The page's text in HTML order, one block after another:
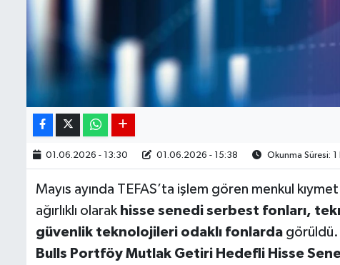
01.06.2026 - 13:30 01.06.2026 - 15:38 Okunma Süresi: 1
Mayıs ayında TEFAS’ta işlem gören menkul
ağırlıklı olarak hisse senedi serbest fonları,
güvenlik teknolojileri odaklı fonlarda görüldü.
Bulls Portföy Mutlak Getiri Hedefli Hisse
Gizlilik Sözleşmesi
Hakkımızda
İletişim